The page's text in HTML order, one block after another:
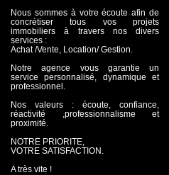
Nous sommes à votre écoute afin de
concrétiser tous vos projets
immobiliers à travers nos divers
services :
Achat /Vente, Location/ Gestion.
Notre agence vous garantie un
service personnalisé, dynamique et
professionnel.
Nos valeurs : écoute, confiance,
réactivité ,professionnalisme et
proximité.
NOTRE PRIORITE,
VOTRE SATISFACTION.
A très vite !